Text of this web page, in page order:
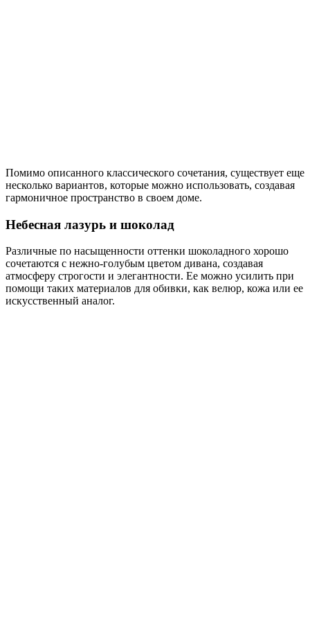
Помимо описанного классического сочетания, существует еще
несколько вариантов, которые можно использовать, создавая
гармоничное пространство в своем доме.
Небесная лазурь и шоколад
Различные по насыщенности оттенки шоколадного хорошо
сочетаются с нежно-голубым цветом дивана, создавая
атмосферу строгости и элегантности. Ее можно усилить при
помощи таких материалов для обивки, как велюр, кожа или ее
искусственный аналог.